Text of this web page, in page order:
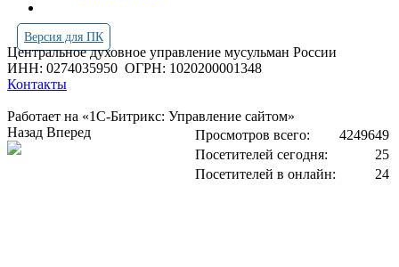
Версия для ПК
Центральное духовное управление мусульман России
ИНН: 0274035950 ОГРН: 1020200001348
Контакты
Работает на «1С-Битрикс: Управление сайтом»
Просмотров всего:
4249649
Посетителей сегодня:
25
Посетителей в онлайн:
24
Назад Вперед